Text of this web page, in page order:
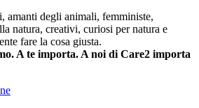
amanti degli animali, femministe,
natura, creativi, curiosi per natura e
fare la cosa giusta.
A te importa. A noi di Care2 importa